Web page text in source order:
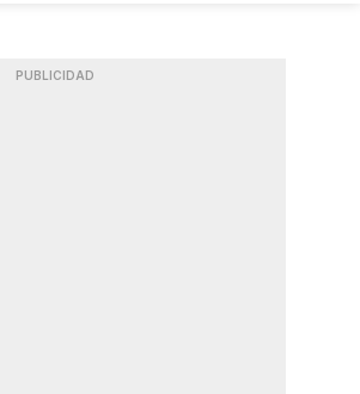
PUBLICIDAD